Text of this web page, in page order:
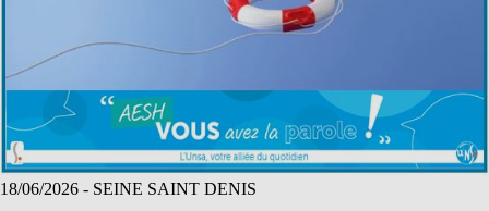
18/06/2026 - SEINE SAINT DENIS